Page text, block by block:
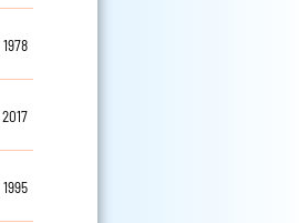
1978
2017
1995